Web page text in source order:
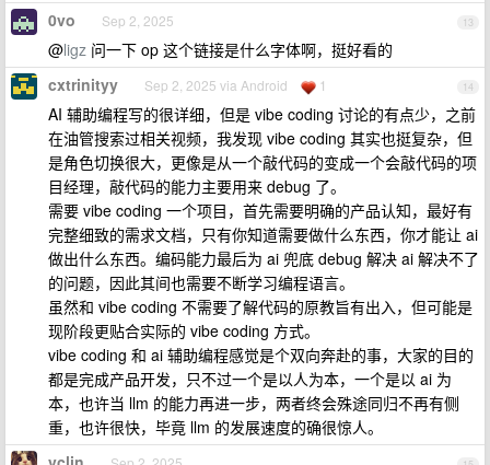
13
0vo Sep 2, 2025
@ligz 问一下 op 这个链接是什么字体啊，挺好看的
14
cxtrinityy Sep 2, 2025 via Android 1
AI 辅助编程写的很详细，但是 vibe coding 讨论的有点少，之前
在油管搜索过相关视频，我发现 vibe coding 其实也挺复杂，但
是角色切换很大，更像是从一个敲代码的变成一个会敲代码的项
目经理，敲代码的能力主要用来 debug 了。
需要 vibe coding 一个项目，首先需要明确的产品认知，最好有
完整细致的需求文档，只有你知道需要做什么东西，你才能让 ai
做出什么东西。编码能力最后为 ai 兜底 debug 解决 ai 解决不了
的问题，因此其间也需要不断学习编程语言。
虽然和 vibe coding 不需要了解代码的原教旨有出入，但可能是
现阶段更贴合实际的 vibe coding 方式。
vibe coding 和 ai 辅助编程感觉是个双向奔赴的事，大家的目的
都是完成产品开发，只不过一个是以人为本，一个是以 ai 为
本，也许当 llm 的能力再进一步，两者终会殊途同归不再有侧
重，也许很快，毕竟 llm 的发展速度的确很惊人。